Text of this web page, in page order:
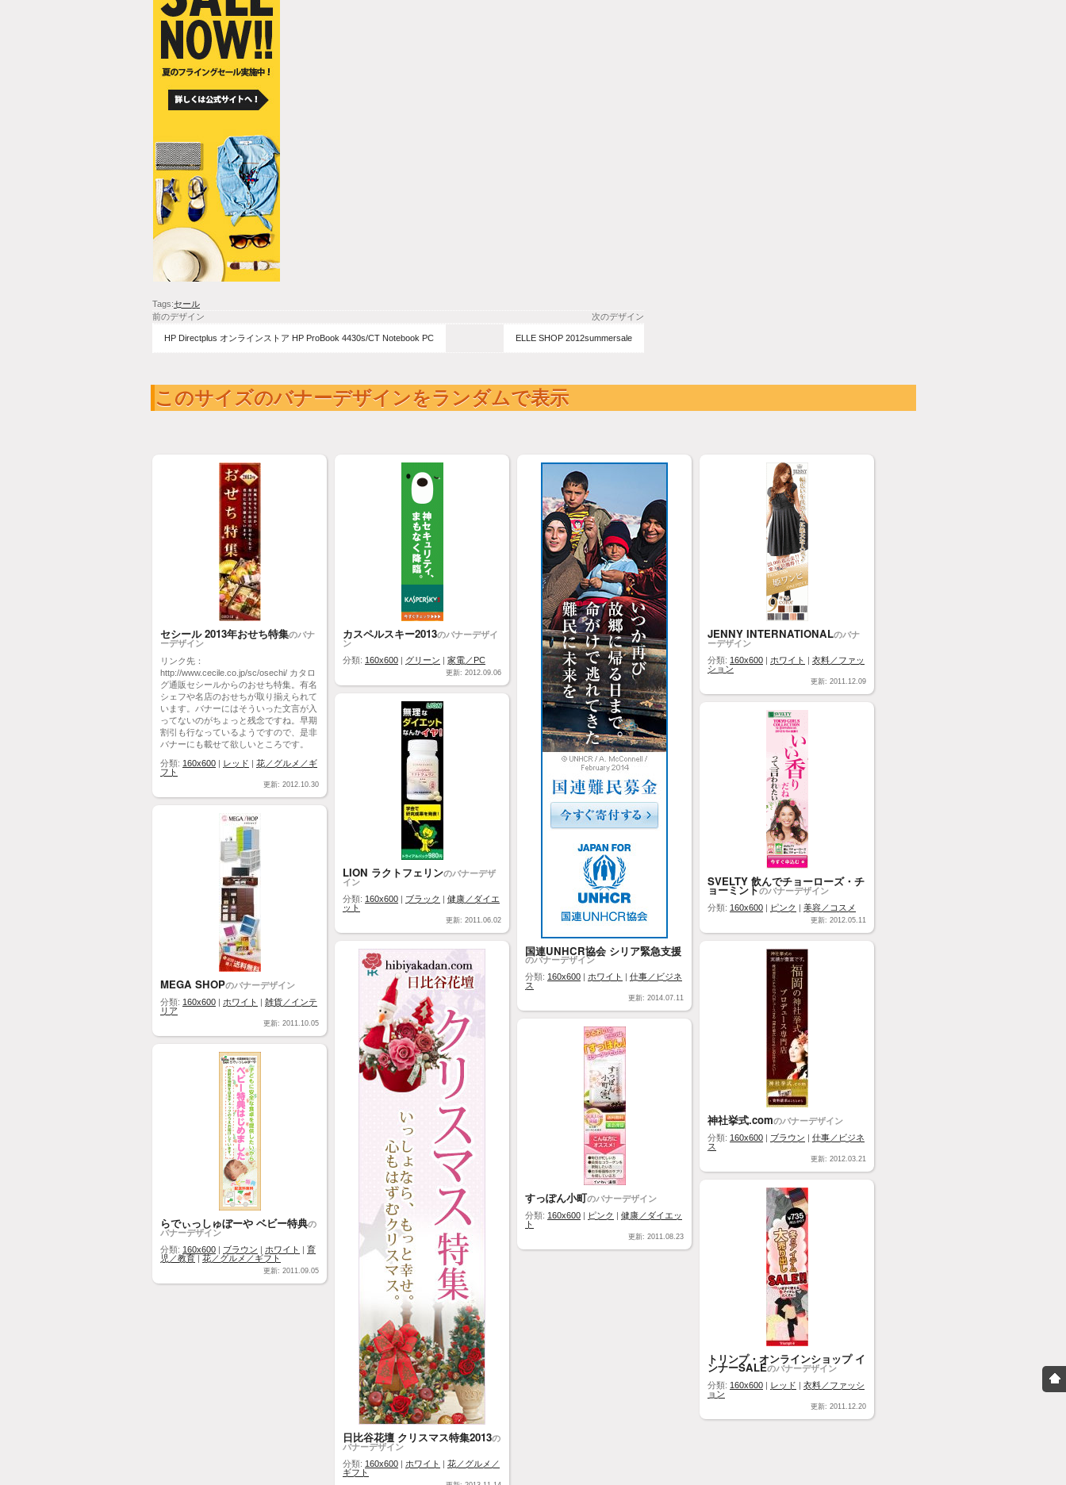
Tags:セール
前のデザイン
次のデザイン
HP Directplus オンラインストア HP ProBook 4430s/CT Notebook PC ELLE SHOP 2012summersale
このサイズのバナーデザインをランダムで表示
セシール 2013年おせち特集のバナ
ーデザイン
リンク先：
http://www.cecile.co.jp/sc/osechi/ カタロ
グ通販セシールからのおせち特集。有名
シェフや名店のおせちが取り揃えられて
います。バナーにはそういった文言が入
ってないのがちょっと残念ですね。早期
割引も行なっているようですので、是非
バナーにも載せて欲しいところです。
分類: 160x600 | レッド | 花／グルメ／ギ
フト
更新: 2012.10.30
カスペルスキー2013のバナーデザイ
ン
分類: 160x600 | グリーン | 家電／PC
更新: 2012.09.06
国連UNHCR協会 シリア緊急支援
のバナーデザイン
分類: 160x600 | ホワイト | 仕事／ビジネ
ス
更新: 2014.07.11
JENNY INTERNATIONALのバナ
ーデザイン
分類: 160x600 | ホワイト | 衣料／ファッ
ション
更新: 2011.12.09
LION ラクトフェリンのバナーデザ
イン
分類: 160x600 | ブラック | 健康／ダイエ
ット
更新: 2011.06.02
SVELTY 飲んでチョーローズ・チ
ョーミントのバナーデザイン
分類: 160x600 | ピンク | 美容／コスメ
更新: 2012.05.11
MEGA SHOPのバナーデザイン
分類: 160x600 | ホワイト | 雑貨／インテ
リア
更新: 2011.10.05
日比谷花壇 クリスマス特集2013の
バナーデザイン
分類: 160x600 | ホワイト | 花／グルメ／
ギフト
神社挙式.comのバナーデザイン
分類: 160x600 | ブラウン | 仕事／ビジネ
ス
更新: 2012.03.21
すっぽん小町のバナーデザイン
分類: 160x600 | ピンク | 健康／ダイエッ
ト
更新: 2011.08.23
らでぃっしゅぼーや ベビー特典の
バナーデザイン
分類: 160x600 | ブラウン | ホワイト | 育
児／教育 | 花／グルメ／ギフト
更新: 2011.09.05
トリンプ・オンラインショップ イ
ンナーSALEのバナーデザイン
分類: 160x600 | レッド | 衣料／ファッシ
ョン
更新: 2011.12.20